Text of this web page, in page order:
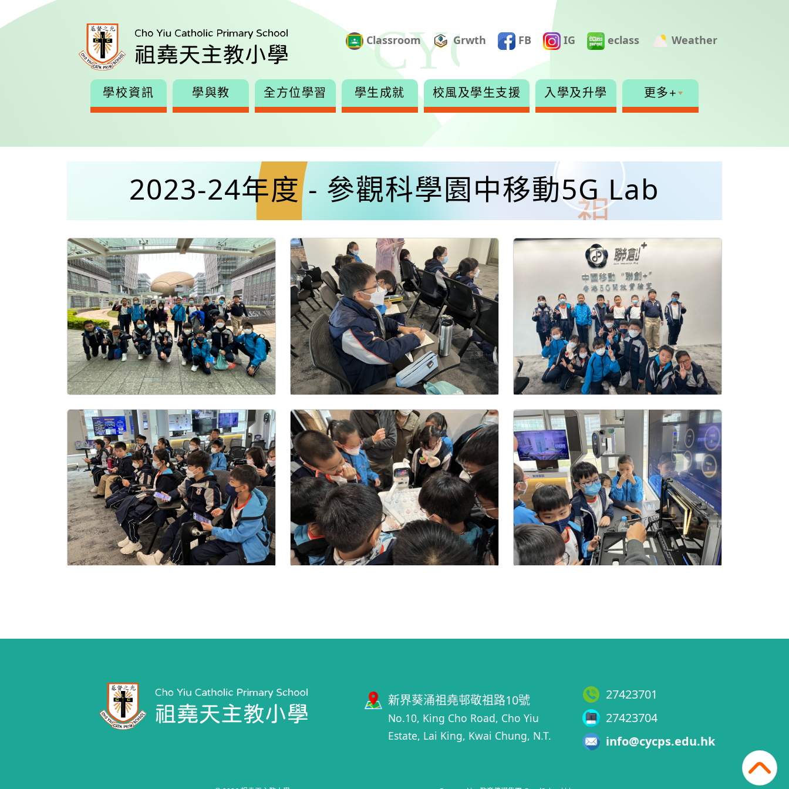
Classroom Grwth FB IG eclass Weather
學校資訊 學與教 全方位學習 學生成就 校風及學生支援 入學及升學 更多+
2023-24年度 - 參觀科學園中移動5G Lab
新界葵涌祖堯邨敬祖路10號
No.10, King Cho Road, Cho Yiu
Estate, Lai King, Kwai Chung, N.T.
27423701
27423704
info@cycps.edu.hk